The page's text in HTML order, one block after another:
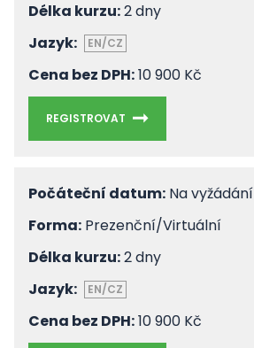
Délka kurzu:2 dny
Jazyk:
EN/CZ
Cena bez DPH:10 900 Kč
REGISTROVAT
Počáteční datum: Na vyžádání
Forma: Prezenční/Virtuální
Délka kurzu:2 dny
Jazyk:
EN/CZ
Cena bez DPH:10 900 Kč